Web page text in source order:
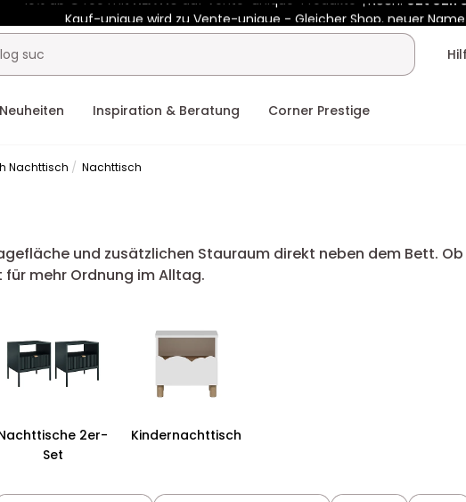
Kauf-unique wird zu Vente-unique - Gleicher Shop, neuer
-10% ab €400 mitHEAT10auf Vente-unique-Produkte Noch:02t
Neuheiten Inspiration & Beratung Corner Prestige
Nachttisch Nachttisch
und zusätzlichen Stauraum direkt neben dem Bett.
mehr Ordnung im Alltag.
2er-
Set
Kindernachttisch